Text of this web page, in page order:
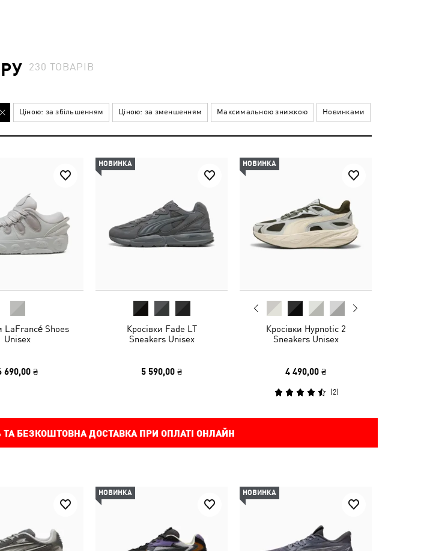
230 ТОВАРІВ
Ціною: за збільшенням Ціною: за зменшенням Максимальною знижкою Новинками
LaFrancé Shoes
Unisex
690,00 ₴
НОВИНКА
Кросівки Fade LT
Sneakers Unisex
5 590,00 ₴
НОВИНКА
Кросівки Hypnotic 2
Sneakers Unisex
4 490,00 ₴
(2)
ТА БЕЗКОШТОВНА ДОСТАВКА ПРИ ОПЛАТІ ОНЛАЙН
НОВИНКА НОВИНКА